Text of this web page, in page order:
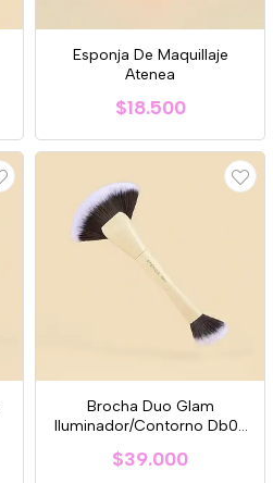
Esponja De Maquillaje
Atenea
$18.500
Brocha Duo Glam
Iluminador/Contorno Db03
$39.000